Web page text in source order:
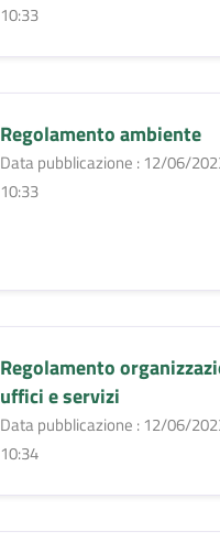
10:33
Regolamento ambiente
Data pubblicazione : 12/06/
10:33
Regolamento
uffici e servizi
Data pubblicazione : 12/06/
10:34